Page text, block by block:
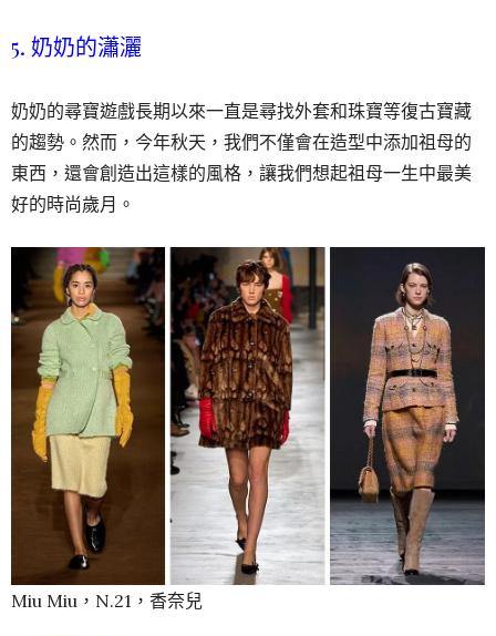
5. 奶奶的瀟灑
奶奶的尋寶遊戲長期以來一直是尋找外套和珠寶等復古寶藏
的趨勢。然而，今年秋天，我們不僅會在造型中添加祖母的
東西，還會創造出這樣的風格，讓我們想起祖母一生中最美
好的時尚歲月。
Miu Miu，N.21，香奈兒